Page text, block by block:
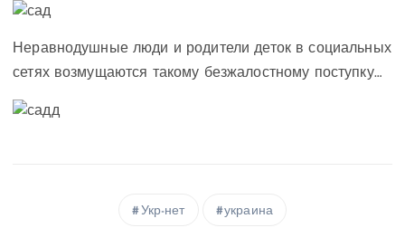
Неравнодушные люди и родители деток в социальных
сетях возмущаются такому безжалостному поступку…
Укр-нет украина